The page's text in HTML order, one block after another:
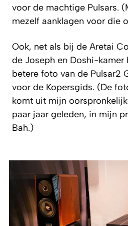
voor de machtige Pulsars.
mezelf aanklagen voor die
Ook, net als bij de Aretai
de Joseph en Doshi-kamer
betere foto van de Pulsar2
voor de Kopersgids. (De
komt uit mijn
paar jaar geleden, in mijn
Bah.)